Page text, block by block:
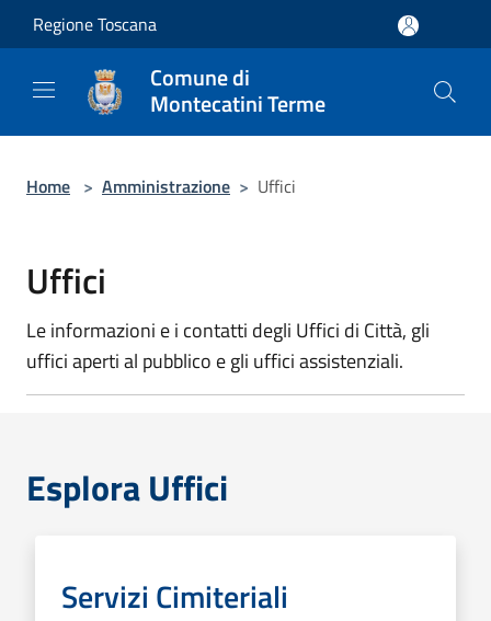
Salta al contenuto principale
Regione Toscana
Comune di
Montecatini Terme
Home > Amministrazione > Uffici
Uffici
Le informazioni e i contatti degli Uffici di Città, gli
uffici aperti al pubblico e gli uffici assistenziali.
Esplora Uffici
Servizi Cimiteriali